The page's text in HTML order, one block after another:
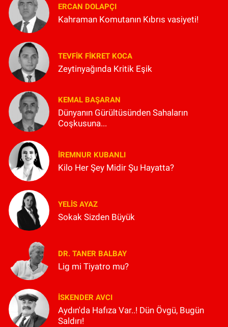
ERCAN DOLAPÇI
Kahraman Komutanın Kıbrıs vasiyeti!
TEVFIK FIKRET KOCA
Zeytinyağında Kritik Eşik
KEMAL BAŞARAN
Dünyanın Gürültüsünden Sahaların
Coşkusuna...
İREMNUR KUBANLI
Kilo Her Şey Midir Şu Hayatta?
YELIS AYAZ
Sokak Sizden Büyük
DR. TANER BALBAY
Lig mi Tiyatro mu?
İSKENDER AVCI
Aydın'da Hafıza Var..! Dün Övgü, Bugün
Saldırı!